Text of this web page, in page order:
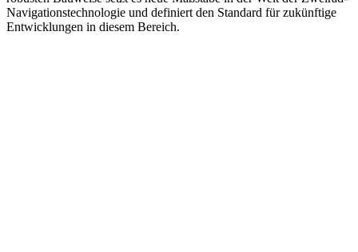
Navigationstechnologie und definiert den Standard für zukünftige
Entwicklungen in diesem Bereich.